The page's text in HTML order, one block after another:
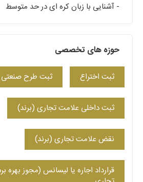
- آشنایی با زبان‌ کره ای در حد متوسط
حوزه های تخصصی
ثبت اختراع ثبت طرح صنعتی
ثبت داخلی علامت تجاری (برند)
نقض علامت تجاری (برند)
قرارداد اجاره یا لیسانس (مجوز بهره